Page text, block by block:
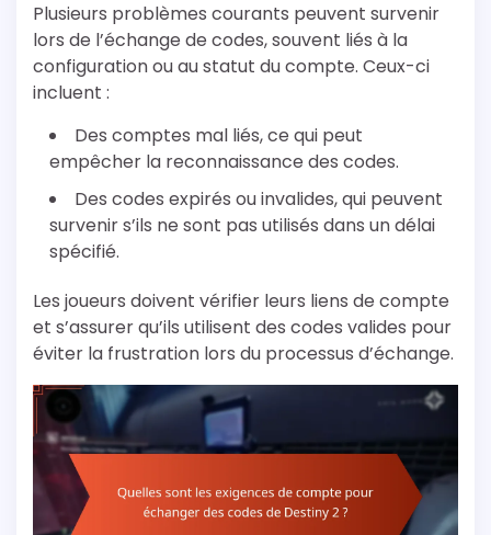
Plusieurs problèmes courants peuvent survenir
lors de l’échange de codes, souvent liés à la
configuration ou au statut du compte. Ceux-ci
incluent :
Des comptes mal liés, ce qui peut
empêcher la reconnaissance des codes.
Des codes expirés ou invalides, qui peuvent
survenir s’ils ne sont pas utilisés dans un délai
spécifié.
Les joueurs doivent vérifier leurs liens de compte
et s’assurer qu’ils utilisent des codes valides pour
éviter la frustration lors du processus d’échange.